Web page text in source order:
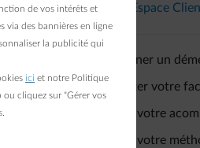
Dans l’ Espace
Renseigner un
Consulter votre
Ajuster votre
Ajuster votre
de vos intérêts et
via des bannières en ligne
la publicité qui
ici et notre Politique
ou cliquez sur "Gérer vos